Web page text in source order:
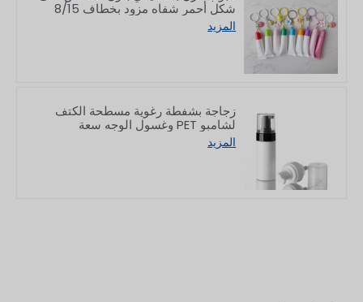
شكل أحمر شفاه مزود بخطاف 8/15
جرام
المزيد
زجاجة بشفطة رغوية مسطحة الكتف
لشامبو PET وغسول الوجه سعة
150/200 مل
المزيد